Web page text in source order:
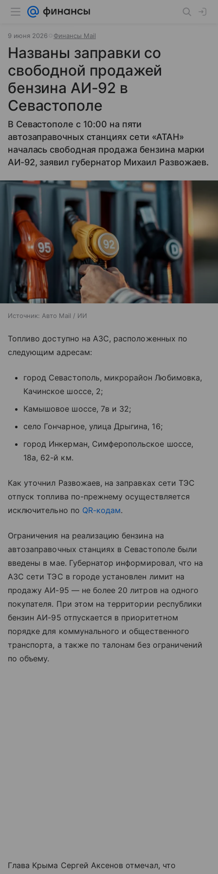
9 июня 2026 Финансы Mail
Названы заправки со
свободной продажей
бензина АИ-92 в
Севастополе
В Севастополе с 10:00 на пяти
автозаправочных станциях сети «АТАН»
началась свободная продажа бензина марки
АИ-92, заявил губернатор Михаил Развожаев.
Источник: Авто Mail / ИИ
Топливо доступно на АЗС, расположенных по
следующим адресам:
город Севастополь, микрорайон Любимовка,
Качинское шоссе, 2;
Камышовое шоссе, 7в и 32;
село Гончарное, улица Дрыгина, 16;
город Инкерман, Симферопольское шоссе,
18а, 62-й км.
Как уточнил Развожаев, на заправках сети ТЭС
отпуск топлива по-прежнему осуществляется
исключительно по QR-кодам.
Ограничения на реализацию бензина на
автозаправочных станциях в Севастополе были
введены в мае. Губернатор информировал, что на
АЗС сети ТЭС в городе установлен лимит на
продажу АИ-95 — не более 20 литров на одного
покупателя. При этом на территории республики
бензин АИ-95 отпускается в приоритетном
порядке для коммунального и общественного
транспорта, а также по талонам без ограничений
по объему.
Глава Крыма Сергей Аксенов отмечал, что